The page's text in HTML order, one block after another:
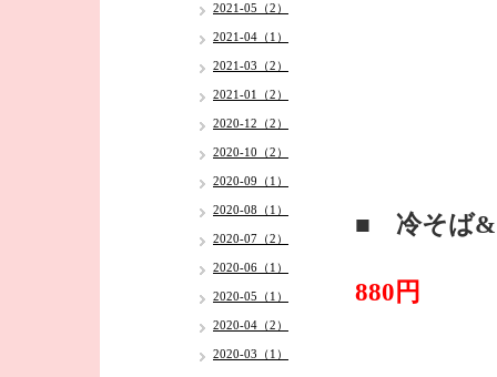
■ 冷そば&
880円
2021-05（2）
2021-04（1）
2021-03（2）
2021-01（2）
2020-12（2）
2020-10（2）
2020-09（1）
2020-08（1）
2020-07（2）
2020-06（1）
2020-05（1）
2020-04（2）
2020-03（1）